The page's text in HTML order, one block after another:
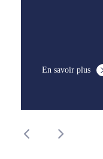
En savoir plus